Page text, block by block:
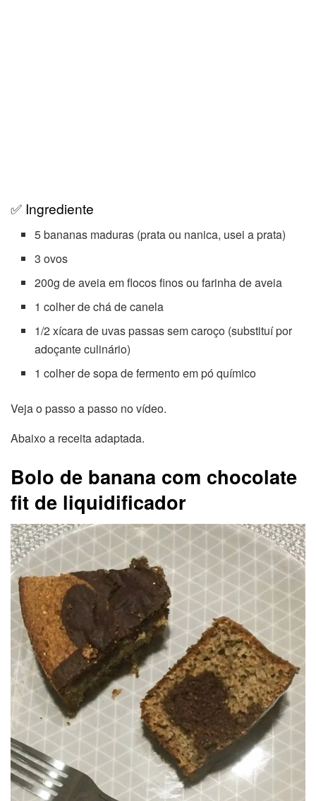
✅ Ingrediente
5 bananas maduras (prata ou nanica, usei a prata)
3 ovos
200g de aveia em flocos finos ou farinha de aveia
1 colher de chá de canela
1/2 xícara de uvas passas sem caroço (substituí por
adoçante culinário)
1 colher de sopa de fermento em pó químico
Veja o passo a passo no vídeo.
Abaixo a receita adaptada.
Bolo de banana com chocolate
fit de liquidificador